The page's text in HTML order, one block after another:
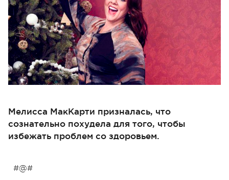
Мелисса МакКарти призналась, что
сознательно похудела для того, чтобы
избежать проблем со здоровьем.
#@#